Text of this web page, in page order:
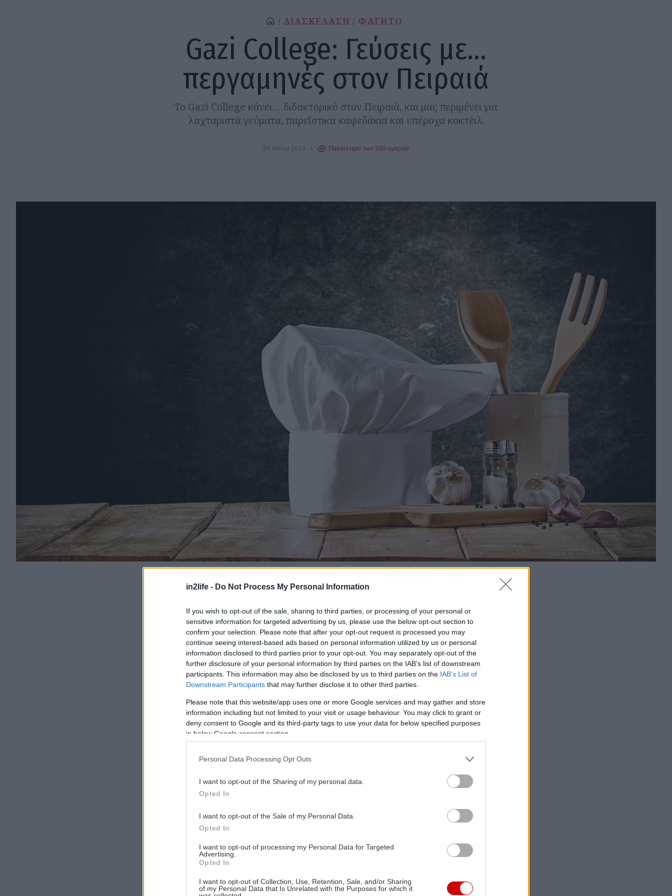
in2life - Do Not Process My Personal Information
If you wish to opt-out of the sale, sharing to third parties, or processing of your personal or
sensitive information for targeted advertising by us, please use the below opt-out section to
confirm your selection. Please note that after your opt-out request is processed you may
continue seeing interest-based ads based on personal information utilized by us or personal
information disclosed to third parties prior to your opt-out. You may separately opt-out of the
further disclosure of your personal information by third parties on the IAB’s list of downstream
participants. This information may also be disclosed by us to third parties on the IAB’s List of
Downstream Participants that may further disclose it to other third parties.
Please note that this website/app uses one or more Google services and may gather and store
information including but not limited to your visit or usage behaviour. You may click to grant or
deny consent to Google and its third-party tags to use your data for below specified purposes
in below Google consent section.
Personal Data Processing Opt Outs
I want to opt-out of the Sharing of my personal data.
Opted In
I want to opt-out of the Sale of my Personal Data.
Opted In
I want to opt-out of processing my Personal Data for Targeted
Advertising.
Opted In
I want to opt-out of Collection, Use, Retention, Sale, and/or Sharing
of my Personal Data that Is Unrelated with the Purposes for which it
ΔΙΑΣΚΕΔΑΣΗ ΦΑΓΗΤΟ
Gazi College: Γεύσεις με…
περγαμηνές στον Πειραιά
Το Gazi College κάνει… διδακτορικό στον Πειραιά, και μας περιμένει για
λαχταριστά γεύματα, παρεΐστικα καφεδάκια και υπέροχα κοκτέιλ.
26 Μαΐου 2014 Παλαιότερο των 360 ημερών